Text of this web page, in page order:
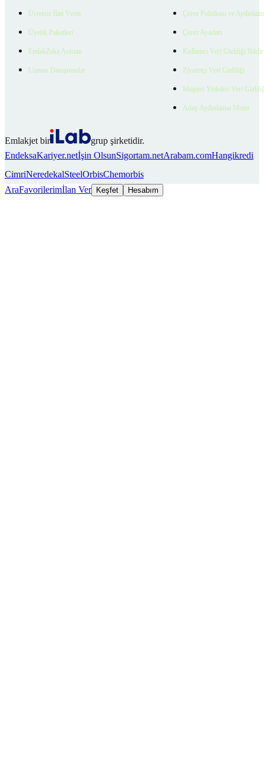
Ücretsiz İlan Verin
Üyelik Paketleri
EmlakZeka Asistan
Uzman Danışmanlar
Çerez Politikası ve
Çerez Ayarları
Kullanıcı Veri Gizliliği
Ziyaretçi Veri Gizliliği
Müşteri Yetkilisi Veri
Aday Aydınlatma Metni
Emlakjet bir
grup şirketidir.
EndeksaKariyer.netİşin OlsunSigortam.netArabam.comHangikredi
CimriNeredekalSteelOrbisChemorbis
AraFavorilerimİlan Ver Keşfet Hesabım